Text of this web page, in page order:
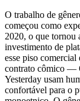
O trabalho de
começou como
2020, o que tornou
investimento de
esse piso comercial
contrato cômico —
Yesterday usam
confortável para o